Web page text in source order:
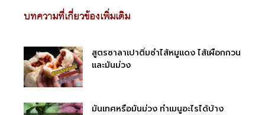
บทความที่เกี่ยวข้องเพิ่มเติม
สูตรซาลาเปาติ่มซำไส้หมูแดง ไส้เผือกกวน
และมันม่วง
มันเทศหรือมันม่วง ทําเมนูอะไรได้บ้าง